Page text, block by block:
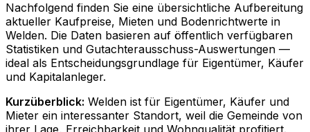
Nachfolgend finden Sie eine übersichtliche Aufbereitung
aktueller Kaufpreise, Mieten und Bodenrichtwerte in
Welden. Die Daten basieren auf öffentlich verfügbaren
Statistiken und Gutachterausschuss-Auswertungen —
ideal als Entscheidungsgrundlage für Eigentümer, Käufer
und Kapitalanleger.
Kurzüberblick: Welden ist für Eigentümer, Käufer und
Mieter ein interessanter Standort, weil die Gemeinde von